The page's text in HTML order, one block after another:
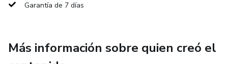
própria rotina, com um conteúdo simples, didático e fácil de
Garantía de 7 días
Más información sobre quien creó el